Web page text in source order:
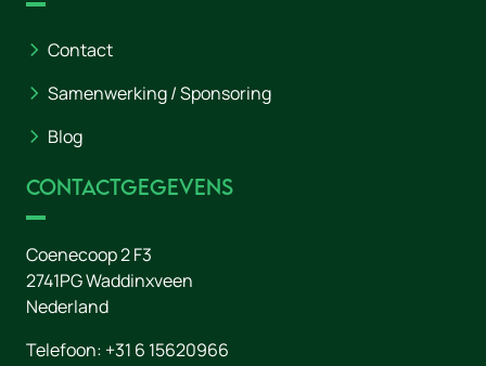
Contact
Samenwerking / Sponsoring
Blog
Contactgegevens
Coenecoop 2 F3
2741PGWaddinxveen
Nederland
Telefoon: +31 6 15620966